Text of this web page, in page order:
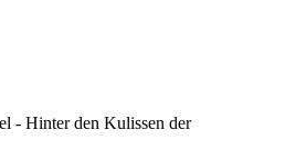
- Hinter den Kulissen der